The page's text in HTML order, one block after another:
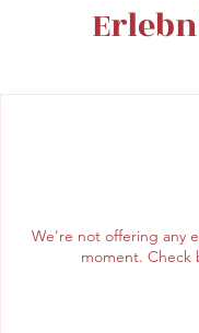
We're not offering any
moment. Check